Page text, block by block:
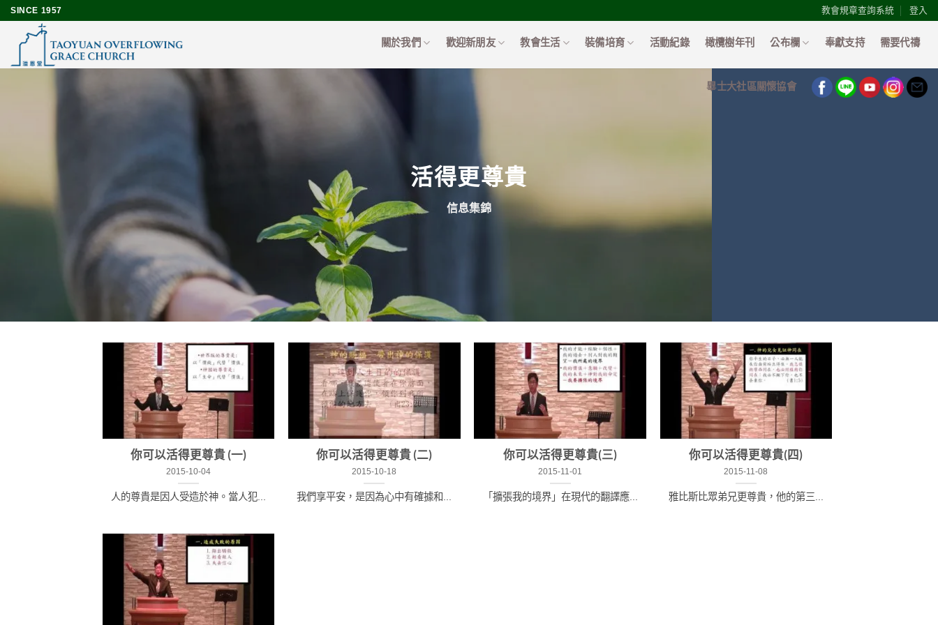
Skip
content
SINCE 1957 教會規章查詢系統 登入
關於我們 歡迎新朋友 教會生活 裝備培育 活動紀錄 橄欖樹年刊 公布欄 奉獻支持 需要代禱
畢士大社區關懷協會
活得更尊貴
信息集錦
你可以活得更尊貴 (一)
2015-10-04
人的尊貴是因人受造於神。當人犯...
你可以活得更尊貴 (二)
2015-10-18
我們享平安，是因為心中有確據和...
你可以活得更尊貴(三)
2015-11-01
「擴張我的境界」在現代的翻譯應...
你可以活得更尊貴(四)
2015-11-08
雅比斯比眾弟兄更尊貴，他的第三...